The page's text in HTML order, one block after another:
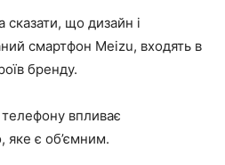
що дизайн і
смартфон Meizu, входять в
бренду.
впливає
яке є об’ємним.